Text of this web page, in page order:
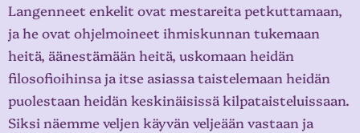
Langenneet enkelit ovat mestareita petkuttamaan,
ja he ovat ohjelmoineet ihmiskunnan tukemaan
heitä, äänestämään heitä, uskomaan heidän
filosofioihinsa ja itse asiassa taistelemaan heidän
puolestaan heidän keskinäisissä kilpataisteluissaan.
Siksi näemme veljen käyvän veljeään vastaan ja